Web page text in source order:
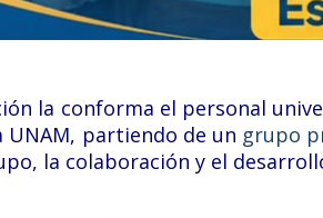
la conforma el personal
UNAM, partiendo de un grupo
la colaboración y el